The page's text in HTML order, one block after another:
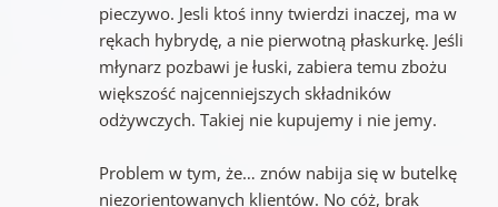
pieczywo. Jesli ktoś inny twierdzi inaczej, ma w
rękach hybrydę, a nie pierwotną płaskurkę. Jeśli
młynarz pozbawi je łuski, zabiera temu zbożu
większość najcenniejszych składników
odżywczych. Takiej nie kupujemy i nie jemy.
Problem w tym, że… znów nabija się w butelkę
niezorientowanych klientów. No cóż, brak